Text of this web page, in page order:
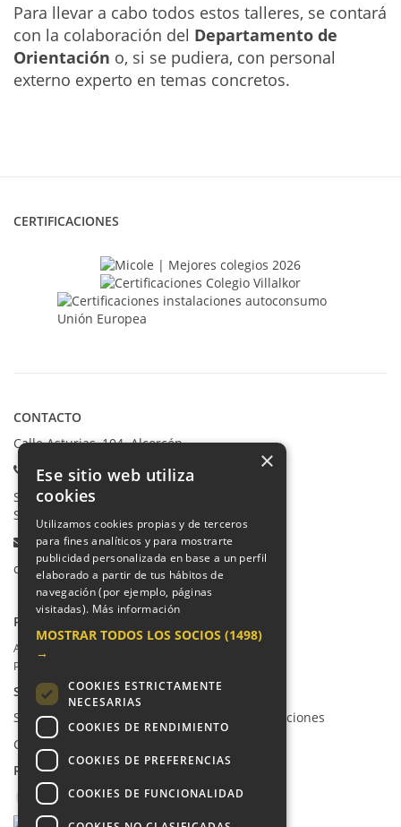
Para llevar a cabo todos estos talleres, se contará
con la colaboración del Departamento de
Orientación o, si se pudiera, con personal
externo experto en temas concretos.
CERTIFICACIONES
CONTACTO
Calle Asturias, 104. Alcorcón
Teléfonos:
Secretaría Ppal:
Secretaría Infantil:
Email:
colegio@villalkor.com
PRIVACIDAD
Aviso legal / Política de privacidad
Política de cookies
SUGERENCIAS Y CANAL DE DENUNCIAS
Sugerencias, Quejas, Reclamaciones y Felicitaciones
Canal de denuncias
REDES SOCIALES
×
Ese sitio web utiliza
cookies
Utilizamos cookies propias y de terceros
para fines analíticos y para mostrarte
publicidad personalizada en base a un perfil
elaborado a partir de tus hábitos de
navegación (por ejemplo, páginas
visitadas). Más información
MOSTRAR TODOS LOS SOCIOS (1498)
→
COOKIES ESTRICTAMENTE
NECESARIAS
COOKIES DE RENDIMIENTO
COOKIES DE PREFERENCIAS
COOKIES DE FUNCIONALIDAD